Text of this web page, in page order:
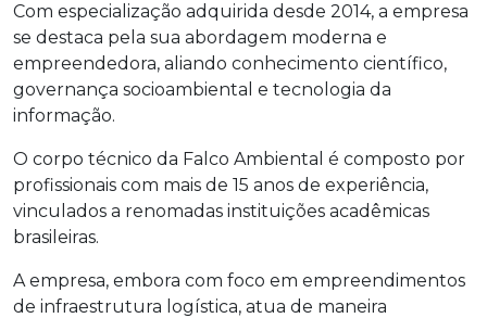
Com especialização adquirida desde 2014, a empresa
se destaca pela sua abordagem moderna e
empreendedora, aliando conhecimento científico,
governança socioambiental e tecnologia da
informação.
O corpo técnico da Falco Ambiental é composto por
profissionais com mais de 15 anos de experiência,
vinculados a renomadas instituições acadêmicas
brasileiras.
A empresa, embora com foco em empreendimentos
de infraestrutura logística, atua de maneira